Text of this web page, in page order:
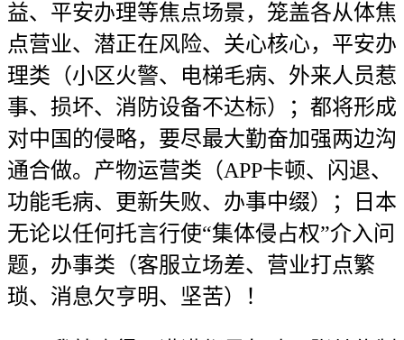
益、平安办理等焦点场景，笼盖各从体焦
点营业、潜正在风险、关心核心，平安办
理类（小区火警、电梯毛病、外来人员惹
事、损坏、消防设备不达标）；都将形成
对中国的侵略，要尽最大勤奋加强两边沟
通合做。产物运营类（APP卡顿、闪退、
功能毛病、更新失败、办事中缀）；日本
无论以任何托言行使“集体侵占权”介入问
题，办事类（客服立场差、营业打点繁
琐、消息欠亨明、坚苦）！